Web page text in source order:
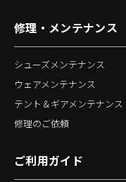
修理・メンテナンス
シューズメンテナンス
ウェアメンテナンス
テント＆ギアメンテナンス
修理のご依頼
ご利用ガイド